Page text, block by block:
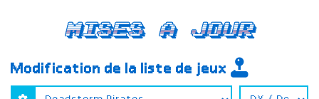
Mises a jour
Modification de la liste de jeux